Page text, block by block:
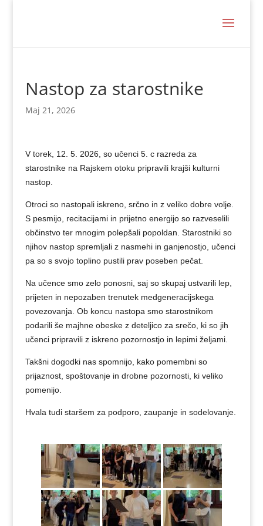
Nastop za starostnike
Maj 21, 2026
V torek, 12. 5. 2026, so učenci 5. c razreda za
starostnike na Rajskem otoku pripravili krajši kulturni
nastop.
Otroci so nastopali iskreno, srčno in z veliko dobre volje.
S pesmijo, recitacijami in prijetno energijo so razveselili
občinstvo ter mnogim polepšali popoldan. Starostniki so
njihov nastop spremljali z nasmehi in ganjenostjo, učenci
pa so s svojo toplino pustili prav poseben pečat.
Na učence smo zelo ponosni, saj so skupaj ustvarili lep,
prijeten in nepozaben trenutek medgeneracijskega
povezovanja. Ob koncu nastopa smo starostnikom
podarili še majhne obeske z deteljico za srečo, ki so jih
učenci pripravili z iskreno pozornostjo in lepimi željami.
Takšni dogodki nas spomnijo, kako pomembni so
prijaznost, spoštovanje in drobne pozornosti, ki veliko
pomenijo.
Hvala tudi staršem za podporo, zaupanje in sodelovanje.